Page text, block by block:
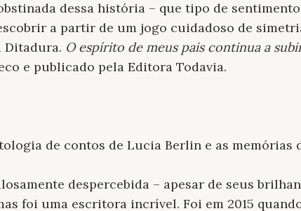
dessa história – que tipo de
a partir de um jogo cuidadoso de
Ditadura. O espírito de meus pais continua a
e publicado pela Editora Todavia.
de contos de Lucia Berlin e as memórias
despercebida – apesar de seus
foi uma escritora incrível. Foi em 2015